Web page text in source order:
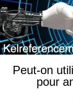
Peut-on
pour